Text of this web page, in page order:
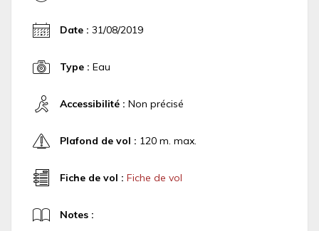
Date : 31/08/2019
Type : Eau
Accessibilité : Non précisé
Plafond de vol : 120 m. max.
Fiche de vol : Fiche de vol
Notes :